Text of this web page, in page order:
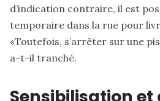
d’indication contraire, il est
temporaire dans la rue pour
«Toutefois, s’arrêter sur une
a-t-il tranché.
Sensibilisation